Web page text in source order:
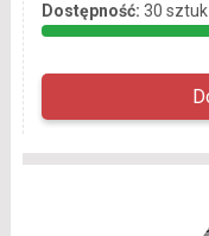
Dostępność: 30 sztuk